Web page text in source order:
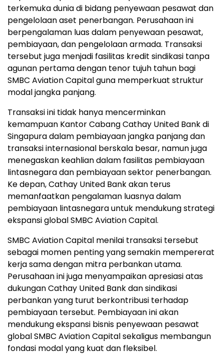
terkemuka dunia di bidang penyewaan pesawat dan
pengelolaan aset penerbangan. Perusahaan ini
berpengalaman luas dalam penyewaan pesawat,
pembiayaan, dan pengelolaan armada. Transaksi
tersebut juga menjadi fasilitas kredit sindikasi tanpa
agunan pertama dengan tenor tujuh tahun bagi
SMBC Aviation Capital guna memperkuat struktur
modal jangka panjang.
Transaksi ini tidak hanya mencerminkan
kemampuan Kantor Cabang Cathay United Bank di
Singapura dalam pembiayaan jangka panjang dan
transaksi internasional berskala besar, namun juga
menegaskan keahlian dalam fasilitas pembiayaan
lintasnegara dan pembiayaan sektor penerbangan.
Ke depan, Cathay United Bank akan terus
memanfaatkan pengalaman luasnya dalam
pembiayaan lintasnegara untuk mendukung strategi
ekspansi global SMBC Aviation Capital.
SMBC Aviation Capital menilai transaksi tersebut
sebagai momen penting yang semakin mempererat
kerja sama dengan mitra perbankan utama.
Perusahaan ini juga menyampaikan apresiasi atas
dukungan Cathay United Bank dan sindikasi
perbankan yang turut berkontribusi terhadap
pembiayaan tersebut. Pembiayaan ini akan
mendukung ekspansi bisnis penyewaan pesawat
global SMBC Aviation Capital sekaligus membangun
fondasi modal yang kuat dan fleksibel.